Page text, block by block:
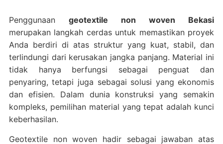
Penggunaan geotextile non woven Bekasi
merupakan langkah cerdas untuk memastikan proyek
Anda berdiri di atas struktur yang kuat, stabil, dan
terlindungi dari kerusakan jangka panjang. Material ini
tidak hanya berfungsi sebagai penguat dan
penyaring, tetapi juga sebagai solusi yang ekonomis
dan efisien. Dalam dunia konstruksi yang semakin
kompleks, pemilihan material yang tepat adalah kunci
keberhasilan.
Geotextile non woven hadir sebagai jawaban atas